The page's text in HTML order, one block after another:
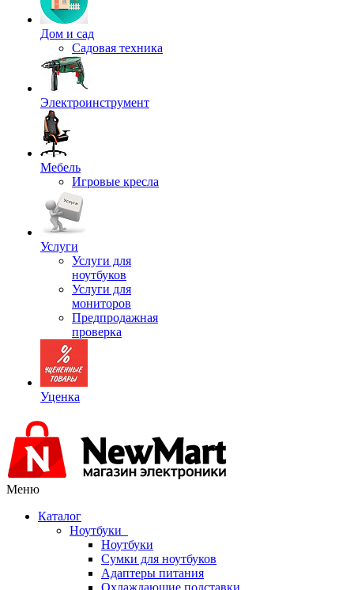
Дом и сад
Садовая техника
Электроинструмент
Мебель
Игровые кресла
Услуги
Услуги для
ноутбуков
Услуги для
мониторов
Предпродажная
проверка
Уценка
Меню
Каталог
Ноутбуки
Ноутбуки
Сумки для ноутбуков
Адаптеры питания
Охлаждающие подставки